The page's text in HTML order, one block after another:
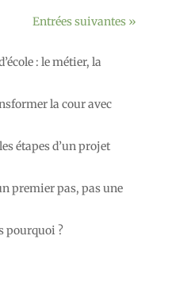
Entrées suivantes »
: le métier, la
la cour avec
étapes d’un projet
premier pas, pas une
pourquoi ?